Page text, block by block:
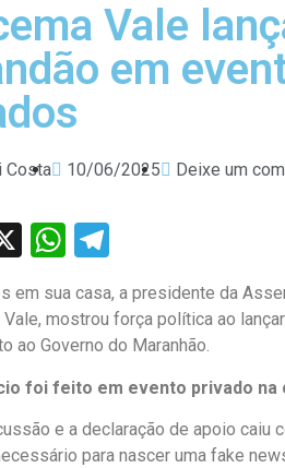
Vale
em
Costa 10/06/2025 Deixe um
X WhatsApp
em sua casa, a presidente da
Vale, mostrou força política ao
ao Governo do Maranhão.
foi feito em evento privado na
e a declaração de apoio caiu
para nascer uma fake